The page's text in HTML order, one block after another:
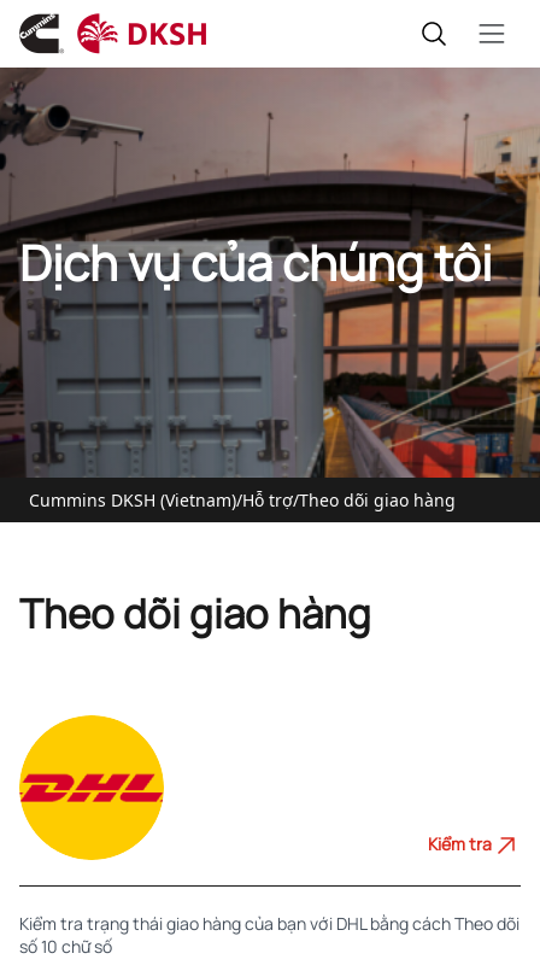
Dịch vụ của chúng tôi
Cummins DKSH (Vietnam)/Hỗ trợ/Theo dõi giao hàng
Theo dõi giao hàng
Kiểm tra
Kiểm tra trạng thái giao hàng của bạn với DHL bằng cách Theo dõi
số 10 chữ số